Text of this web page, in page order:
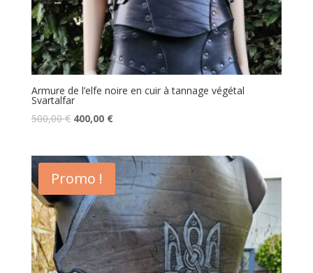
Armure de l’elfe noire en cuir à tannage végétal
Svartalfar
500,00€ Le
était :
500,00 €.
400,00 €Le
est :
400,00 €.
Promo !